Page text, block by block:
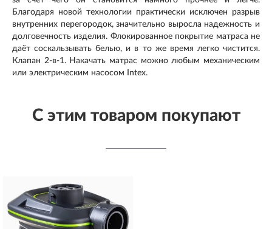
Благодаря новой технологии практически исключен разрыв
внутренних перегородок, значительно выросла надежность и
долговечность изделия. Флокированное покрытие матраса не
даёт соскальзывать белью, и в то же время легко чистится.
Клапан 2-в-1. Накачать матрас можно любым механическим
или электрическим насосом Intex.
С этим товаром покупают